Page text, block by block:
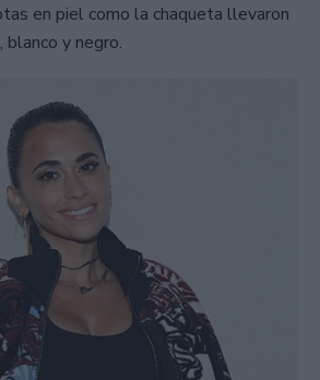
en piel como la chaqueta llevaron
y negro.